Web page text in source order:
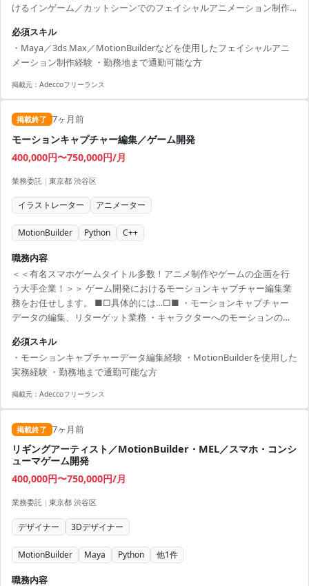
けるインゲーム／カットシーンでのフェイシャルアニメーション制作
・フェイシャルアニメーションに関するクオリティ管理、監修 ＜こん
な方におすすめです！＞ ・デザインスキルを活かしたい方 ・新しい技
術や表現に挑戦したい方
必須スキル
・Maya／3ds Max／MotionBuilderなどを使用したフェイシャルアニ
メーション制作経験 ・勤務地まで通勤可能な方
掲載元： Adeccoフリーランス
掲載終了 7ヶ月前
モーションキャプチャー編集／ゲーム開発
400,000円〜750,000円/月
業務委託 | 東京都 渋谷区
イラストレーター アニメーター
MotionBuilder Python C++
職務内容
＜＜有名スマホゲームタイトル多数！アニメ制作やゲームの企画を行
う大手企業！＞＞ ゲーム開発におけるモーションキャプチャー編集業
務をお任せします。 ■□具体的には…□■ ・モーションキャプチャー
データの編集、リターゲット業務 ・キャラクターへのモーションの流
再現するリターゲット処理 ・コンテンツに応じたアニメーター視点で
のポーズ調整 ＜こんな方におすすめです！＞ ・新しい技術やツールを
積極的に学び、実務に活かしたい方 ・新しい技術や表現に挑戦したい
方
必須スキル
・モーションキャプチャーデータ編集経験 ・MotionBuilderを使用した
実務経験 ・勤務地まで通勤可能な方
掲載元： Adeccoフリーランス
掲載終了 7ヶ月前
リギングアーティスト／MotionBuilder・MEL／スマホ・コンシ
ューマゲーム開発
400,000円〜750,000円/月
業務委託 | 東京都 渋谷区
デザイナー 3Dデザイナー
MotionBuilder Maya Python 他1件
職務内容